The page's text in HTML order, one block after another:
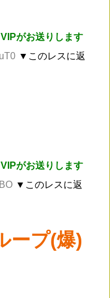
がお送りします
▼このレスに返
がお送りします
▼このレスに返
ープ(爆)